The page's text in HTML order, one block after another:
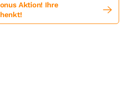
Aktion! Ihre